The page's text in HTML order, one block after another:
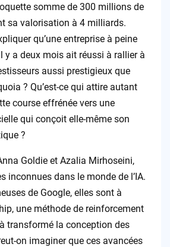
somme de 300 millions de
sa valorisation à 4 milliards.
qu’une entreprise à peine
y a deux mois ait réussi à rallier à
aussi prestigieux que
? Qu’est-ce qui attire autant
course effrénée vers une
qui conçoit elle-même son
?
Goldie et Azalia Mirhoseini,
inconnues dans le monde de l’IA.
de Google, elles sont à
une méthode de reinforcement
transformé la conception des
on imaginer que ces avancées